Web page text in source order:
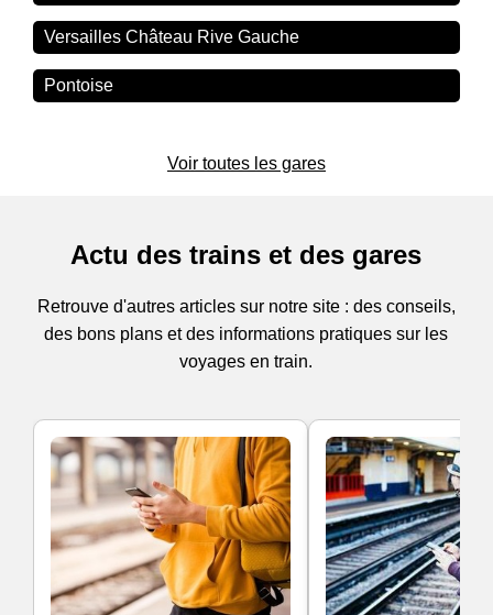
Versailles Château Rive Gauche
Pontoise
Voir toutes les gares
Actu des trains et des gares
Retrouve d'autres articles sur notre site : des conseils,
des bons plans et des informations pratiques sur les
voyages en train.